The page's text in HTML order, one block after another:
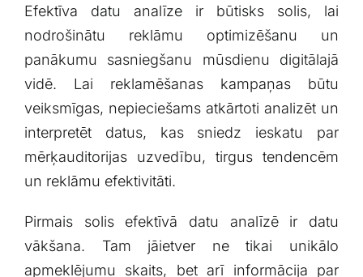
Efektīva datu analīze⁣ ir būtisks solis, lai
nodrošinātu ​reklāmu‌ optimizēšanu un
⁣panākumu sasniegšanu mūsdienu digitālajā
vidē.⁣ Lai reklamēšanas kampaņas būtu
veiksmīgas, ​nepieciešams atkārtoti​ analizēt ⁤un
interpretēt datus,⁢ kas sniedz ieskatu par
mērķauditorijas uzvedību, tirgus tendencēm​
un reklāmu efektivitāti.‍
Pirmais ‌solis‌ efektīvā ​datu analīzē ir datu
vākšana. Tam jāietver ne tikai unikālo​
apmeklējumu skaits, bet arī informācija par‌